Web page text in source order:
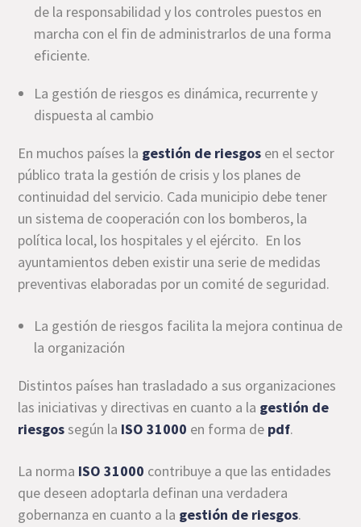
de la responsabilidad y los controles puestos en
marcha con el fin de administrarlos de una forma
eficiente.
La gestión de riesgos es dinámica, recurrente y
dispuesta al cambio
En muchos países la gestión de riesgos en el sector
público trata la gestión de crisis y los planes de
continuidad del servicio. Cada municipio debe tener
un sistema de cooperación con los bomberos, la
política local, los hospitales y el ejército. En los
ayuntamientos deben existir una serie de medidas
preventivas elaboradas por un comité de seguridad.
La gestión de riesgos facilita la mejora continua de
la organización
Distintos países han trasladado a sus organizaciones
las iniciativas y directivas en cuanto a la gestión de
riesgossegún la ISO 31000 en forma de pdf.
La norma ISO 31000 contribuye a que las entidades
que deseen adoptarla definan una verdadera
gobernanza en cuanto a la gestión de riesgos.